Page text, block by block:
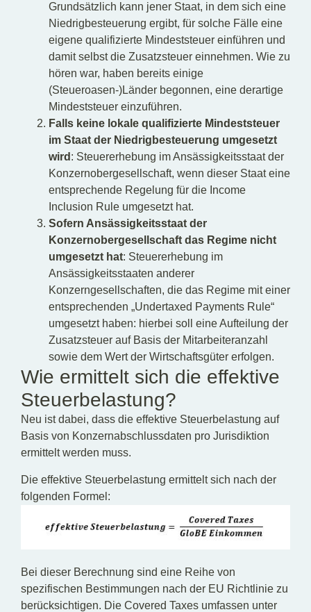
Grundsätzlich kann jener Staat, in dem sich eine
Niedrigbesteuerung ergibt, für solche Fälle eine
eigene qualifizierte Mindeststeuer einführen und
damit selbst die Zusatzsteuer einnehmen. Wie zu
hören war, haben bereits einige
(Steueroasen-)Länder begonnen, eine derartige
Mindeststeuer einzuführen.
Falls keine lokale qualifizierte Mindeststeuer
im Staat der Niedrigbesteuerung umgesetzt
wird : Steuererhebung im Ansässigkeitsstaat der
Konzernobergesellschaft, wenn dieser Staat eine
entsprechende Regelung für die Income
Inclusion Rule umgesetzt hat.
Sofern Ansässigkeitsstaat der
Konzernobergesellschaft das Regime nicht
umgesetzt hat: Steuererhebung im
Ansässigkeitsstaaten anderer
Konzerngesellschaften, die das Regime mit einer
entsprechenden „Undertaxed Payments Rule“
umgesetzt haben: hierbei soll eine Aufteilung der
Zusatzsteuer auf Basis der Mitarbeiteranzahl
sowie dem Wert der Wirtschaftsgüter erfolgen.
Wie ermittelt sich die effektive
Steuerbelastung?
Neu ist dabei, dass die effektive Steuerbelastung auf
Basis von Konzernabschlussdaten pro Jurisdiktion
ermittelt werden muss.
Die effektive Steuerbelastung ermittelt sich nach der
folgenden Formel:
Bei dieser Berechnung sind eine Reihe von
spezifischen Bestimmungen nach der EU Richtlinie zu
berücksichtigen. Die Covered Taxes umfassen unter